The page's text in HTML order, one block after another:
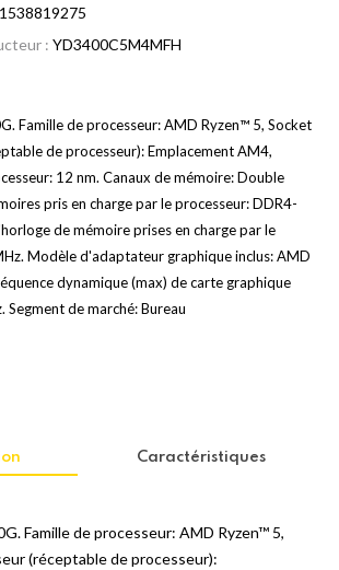
: YD3400C5M4MFH
Famille de processeur: AMD Ryzen™ 5, Socket
de processeur): Emplacement AM4,
12 nm. Canaux de mémoire: Double
pris en charge par le processeur: DDR4-
de mémoire prises en charge par le
Modèle d'adaptateur graphique inclus: AMD
dynamique (max) de carte graphique
de marché: Bureau
Caractéristiques
Famille de processeur: AMD Ryzen™ 5,
(réceptable de processeur):